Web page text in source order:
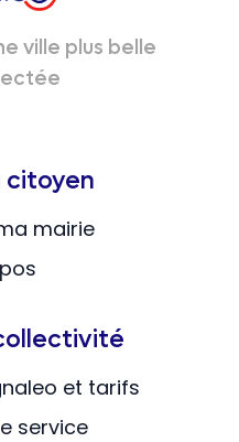
ville plus belle
citoyen
mairie
et tarifs
service